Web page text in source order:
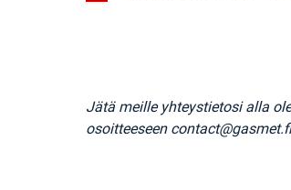
Jätä meille yhteystietosi alla
osoitteeseen contact@gasmet.fi